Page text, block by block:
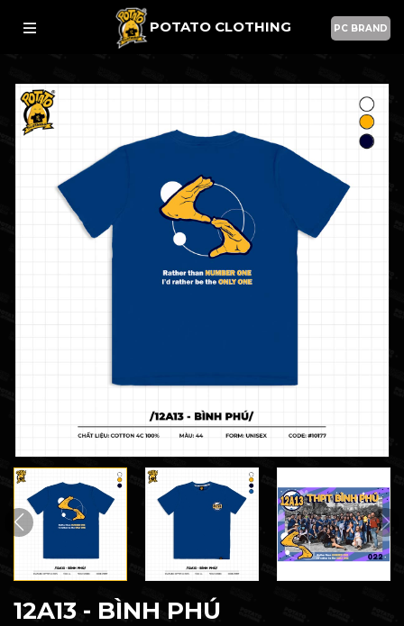
POTATO CLOTHING PC BRAND
12A13 - BÌNH PHÚ